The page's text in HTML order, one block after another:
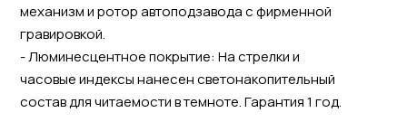
механизм и ротор автоподзавода с фирменной
гравировкой.
- Люминесцентное покрытие: На стрелки и
часовые индексы нанесен светонакопительный
состав для читаемости в темноте. Гарантия 1 год.